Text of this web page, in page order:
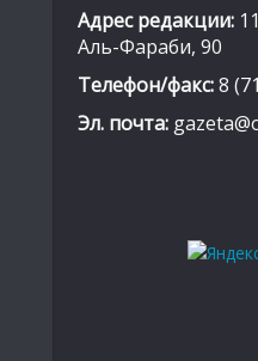
Адрес редакции:
Аль-Фараби, 90
Телефон/факс:8
Эл. почта: